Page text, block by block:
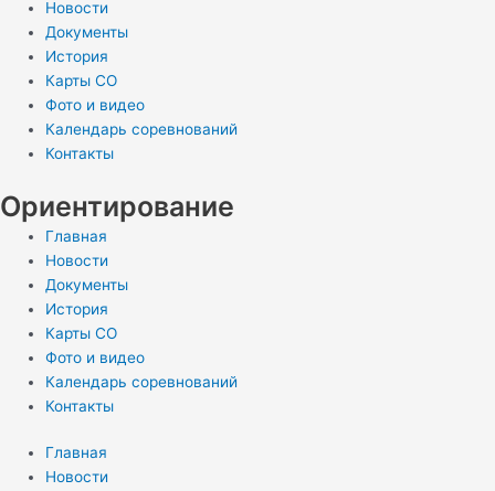
Новости
Документы
История
Карты СО
Фото и видео
Календарь соревнований
Контакты
Ориентирование
Главная
Новости
Документы
История
Карты СО
Фото и видео
Календарь соревнований
Контакты
Главная
Новости